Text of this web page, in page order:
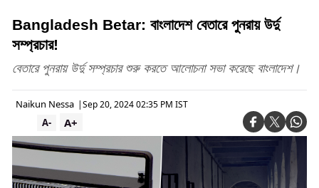
Bangladesh Betar: বাংলাদেশ বেতারে পুনরায় উর্দু
সম্প্রচার!
বেতারে পুনরায় উর্দু সম্প্রচার শুরু করতে আলোচনা সভা করেছে বাংলাদেশ।
Naikun Nessa |Sep 20, 2024 02:35 PM IST
A+
A-